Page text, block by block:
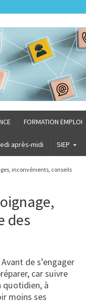
FORMATION EMPLOI
après-midi SIEP
inconvénients, conseils
des
de s’engager
car suivre
quotidien, à
moins ses